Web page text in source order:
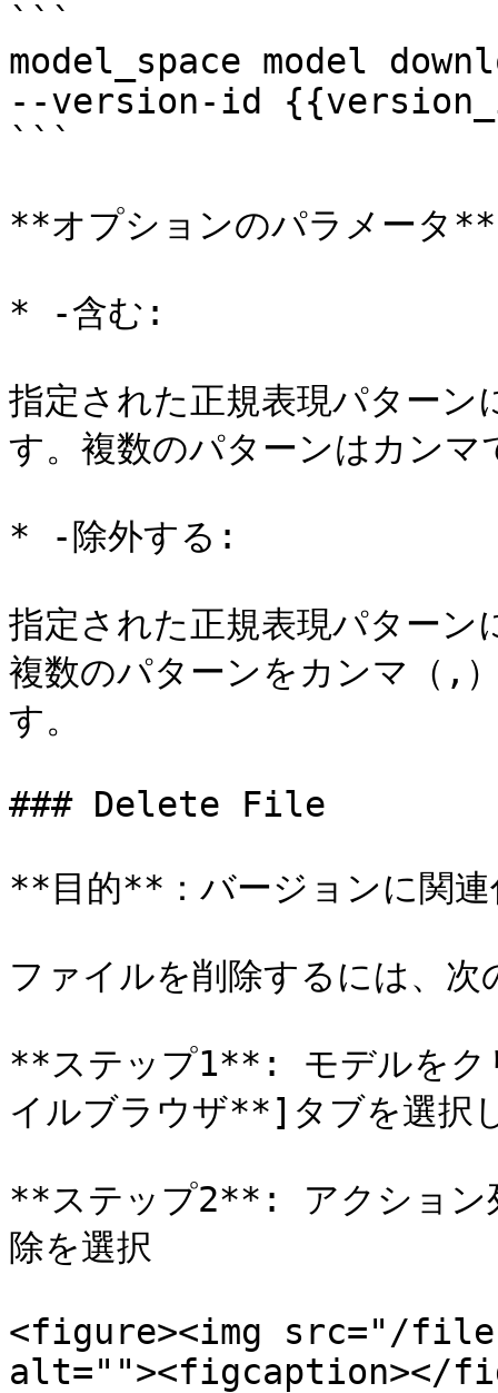
```
model_space model
--version-id
```
**オプションのパラメータ**
* -含む:
指定された正規表現パター
す。複数のパターンはカンマ
* -除外する:
指定された正規表現パター
複数のパターンをカンマ（,
す。
### Delete File
**目的**：バージョンに関連
ファイルを削除するには、
**ステップ1**: モデルを
イルブラウザ**]タブを選択
**ステップ2**: アクション
除を選択
<figure><img src="/
alt=""><figcaption></